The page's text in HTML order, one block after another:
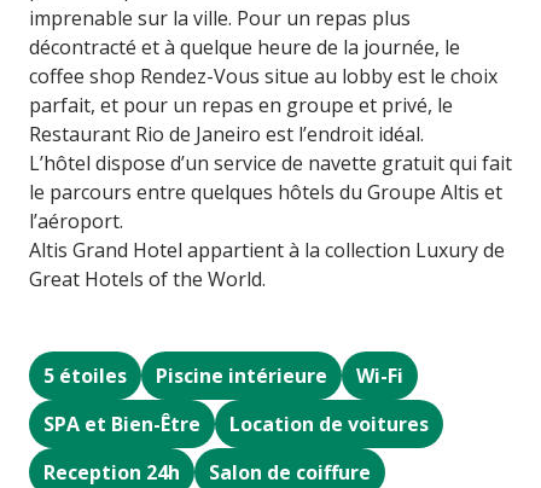
imprenable sur la ville. Pour un repas plus
décontracté et à quelque heure de la journée, le
coffee shop Rendez-Vous situe au lobby est le choix
parfait, et pour un repas en groupe et privé, le
Restaurant Rio de Janeiro est l’endroit idéal.
L’hôtel dispose d’un service de navette gratuit qui fait
le parcours entre quelques hôtels du Groupe Altis et
l’aéroport.
Altis Grand Hotel appartient à la collection Luxury de
Great Hotels of the World.
5 étoiles Piscine intérieure
Wi-Fi
SPA et Bien-Être
Location de voitures
Reception 24h
Salon de coiffure